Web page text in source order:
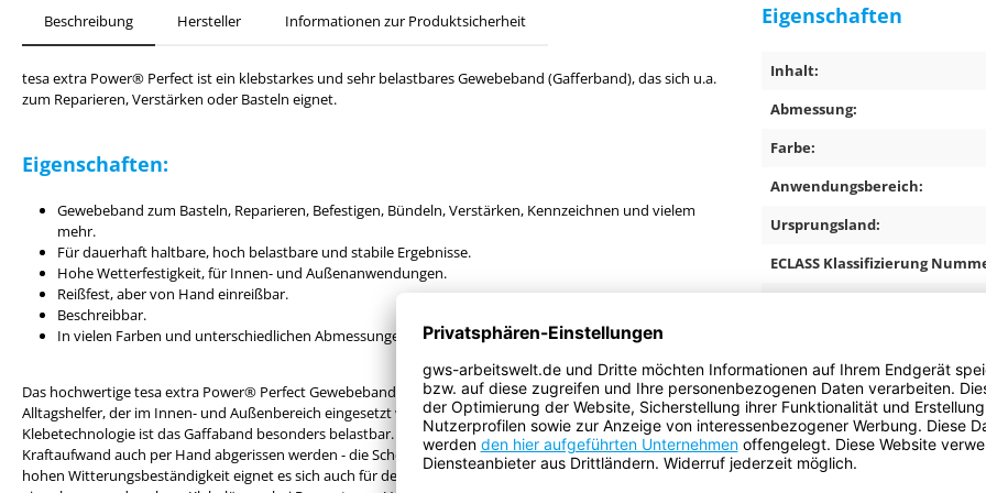
Beschreibung Hersteller Informationen zur Produktsicherheit
tesa extra Power® Perfect ist ein klebstarkes und sehr belastbares Gewebeband (Gafferband), das sich u.a.
zum Reparieren, Verstärken oder Basteln eignet.
Eigenschaften:
Gewebeband zum Basteln, Reparieren, Befestigen, Bündeln, Verstärken, Kennzeichnen und vielem
mehr.
Für dauerhaft haltbare, hoch belastbare und stabile Ergebnisse.
Hohe Wetterfestigkeit, für Innen- und Außenanwendungen.
Reißfest, aber von Hand einreißbar.
Beschreibbar.
In vielen Farben und unterschiedlichen Abmessungen erhältlich.
Das hochwertige tesa extra Power® Perfect Gewebeband (Gafferband) ist ein überaus nützlicher
Alltagshelfer, der im Innen- und Außenbereich eingesetzt werden kann. Dank der überlegenen tesa®-
Klebetechnologie ist das Gaffaband besonders belastbar. Es ist zwar enorm reißfest, kann aber mit wenig
Kraftaufwand auch per Hand abgerissen werden - die Schere kann in der Schublade bleiben. Aufgrund der
hohen Witterungsbeständigkeit eignet es sich auch für den Outdoor-Einsatz. Generell ist das Gafferband
Eigenschaften
Inhalt:
Abmessung:
Farbe:
Anwendungsbereich:
Ursprungsland:
ECLASS Klassifizierung
Enthält flüssigen Inhalt: